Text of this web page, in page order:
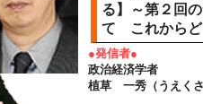
る】～第２回
て これからど
●発信者●
政治経済学者
植草 一秀（うえ